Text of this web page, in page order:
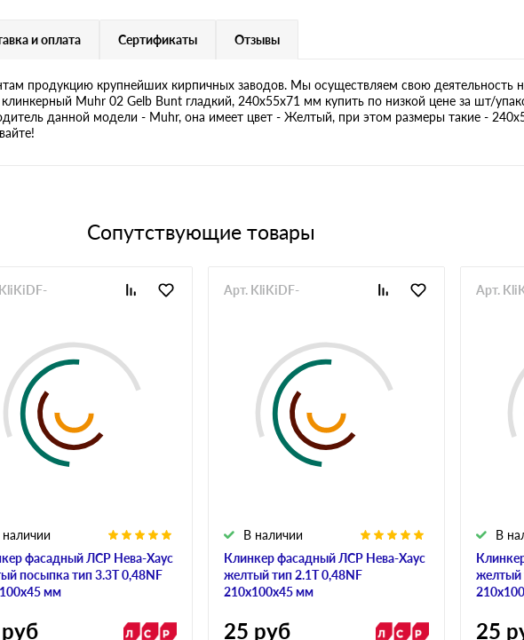
и оплата Сертификаты Отзывы
продукцию крупнейших кирпичных заводов. Мы осуществляем свою деятельность
Muhr 02 Gelb Bunt гладкий, 240х55х71 мм купить по низкой цене за шт/
данной модели - Muhr, она имеет цвет - Желтый, при этом размеры такие -
Сопутствующие товары
фасадный ЛСР Нева-Хаус
посыпка тип 3.3Т 0,48NF
мм
Клинкер фасадный ЛСР Нева-Хаус
желтый тип 2.1Т 0,48NF
210х100х45 мм
В наличии
Арт. KliKiDF-
25 руб
желтый
В
Арт.
25